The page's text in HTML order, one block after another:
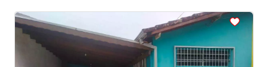
<<<<